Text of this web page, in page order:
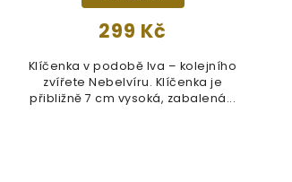
299 Kč
Klíčenka v podobě lva – kolejního
zvířete Nebelvíru. Klíčenka je
přibližně 7 cm vysoká, zabalená...